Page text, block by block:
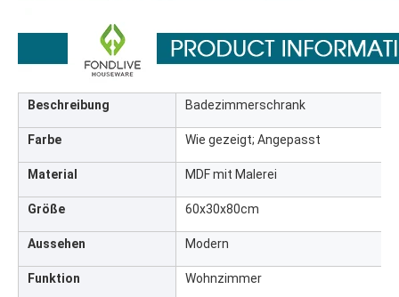
Beschreibung Badezimmerschrank
Farbe Wie gezeigt; Angepasst
Material MDF mit Malerei
Größe 60x30x80cm
Aussehen Modern
Funktion Wohnzimmer